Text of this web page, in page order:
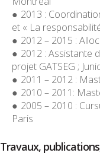
2013 :
et « La
2012 – 2015 :
2012 : Assistante
projet GATSEG ;
2011 – 2012 :
2010 – 2011:
2005 – 2010 :
Paris
Travaux,